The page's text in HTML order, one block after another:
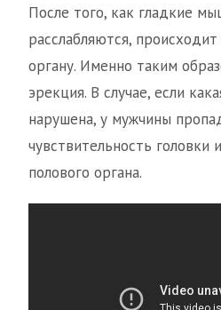
После того, как гладкие
расслабляются,
органу. Именно таким
эрекция. В случае, если
нарушена, у мужчины
чувствительность головки
полового органа.